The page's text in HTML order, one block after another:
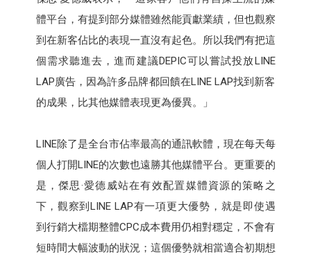
體平台，有提到部分媒體雖然能貢獻業績，但也觀察
到在新客佔比的表現一直沒有起色。所以我們有把這
個需求聽進去，進而建議DEPIC可以嘗試投放LINE
LAP廣告，因為許多品牌都回饋在LINE LAP找到新客
的成果，比其他媒體表現更為優異。」
LINE除了是全台市佔率最高的通訊軟體，現在每天每
個人打開LINE的次數也遠勝其他媒體平台。更重要的
是，傑思·愛德威站在有效配置媒體資源的策略之
下，觀察到LINE LAP有一項更大優勢，就是即使遇
到行銷大檔期整體CPC成本費用仍相對穩定，不會有
短時間大幅波動的狀況；這個優勢就相當適合初期想